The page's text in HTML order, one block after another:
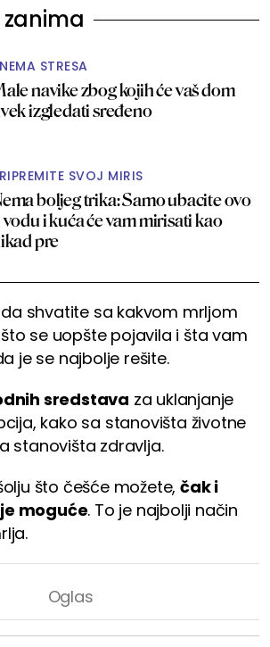
STRESA
navike zbog kojih će vaš dom
izgledati sređeno
SVOJ MIRIS
boljeg trika: Samo ubacite ovo
vodu i kuća će vam mirisati kao
pre
shvatite sa kakvom mrljom
se uopšte pojavila i šta vam
je se najbolje rešite.
sredstava za uklanjanje
kako sa stanovišta životne
stanovišta zdravlja.
što češće možete, čak i
moguće. To je najbolji način